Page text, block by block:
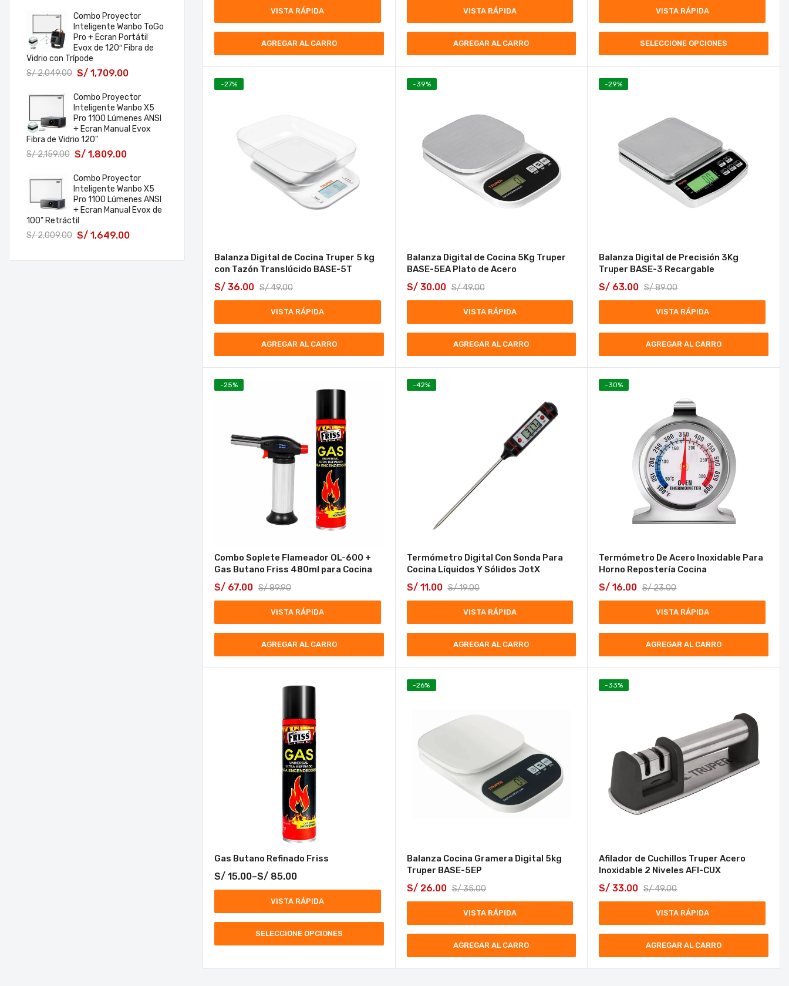
VISTA RÁPIDA
AGREGAR AL CARRO
VISTA RÁPIDA
AGREGAR AL CARRO
VISTA RÁPIDA
SELECCIONE OPCIONES
-27%
Balanza Digital de Cocina Truper 5 kg
con Tazón Translúcido BASE-5T
S/49.00
S/ 36.00
VISTA RÁPIDA
AGREGAR AL CARRO
-39%
Balanza Digital de Cocina 5Kg Truper
BASE-5EA Plato de Acero
S/49.00
S/30.00
VISTA RÁPIDA
AGREGAR AL CARRO
-29%
Balanza Digital de Precisión 3Kg
Truper BASE-3 Recargable
S/89.00
S/ 63.00
VISTA RÁPIDA
AGREGAR AL CARRO
-25%
Combo Soplete Flameador OL-600 +
Gas Butano Friss 480ml para Cocina
S/89.90
S/ 67.00
VISTA RÁPIDA
AGREGAR AL CARRO
-42%
Termómetro Digital Con Sonda Para
Cocina Líquidos Y Sólidos JotX
S/19.00
S/ 11.00
VISTA RÁPIDA
AGREGAR AL CARRO
-30%
Termómetro De Acero Inoxidable Para
Horno Repostería Cocina
S/23.00
S/ 16.00
VISTA RÁPIDA
AGREGAR AL CARRO
Gas Butano Refinado Friss
S/ 15.00–S/ 85.00
VISTA RÁPIDA
SELECCIONE OPCIONES
-26%
Balanza Cocina Gramera Digital 5kg
Truper BASE-5EP
S/35.00
S/26.00
VISTA RÁPIDA
AGREGAR AL CARRO
-33%
Afilador de Cuchillos Truper Acero
Inoxidable 2 Niveles AFI-CUX
S/49.00
S/ 33.00
VISTA RÁPIDA
AGREGAR AL CARRO
Combo Proyector
Inteligente Wanbo ToGo
Pro + Ecran Portátil
Evox de 120″ Fibra de
Vidrio con Trípode
S/2,049.00 S/ 1,709.00
Combo Proyector
Inteligente Wanbo X5
Pro 1100 Lúmenes ANSI
+ Ecran Manual Evox
Fibra de Vidrio 120"
S/2,159.00 S/ 1,809.00
Combo Proyector
Inteligente Wanbo X5
Pro 1100 Lúmenes ANSI
+ Ecran Manual Evox de
100" Retráctil
S/2,009.00 S/ 1,649.00